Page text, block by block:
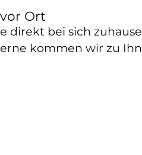
Ort
direkt bei sich
kommen wir zu